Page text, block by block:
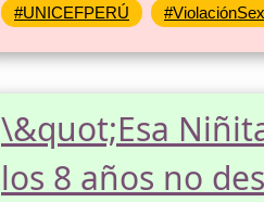
#UNICEFPERÚ
\&quot;Esa
los 8 años no